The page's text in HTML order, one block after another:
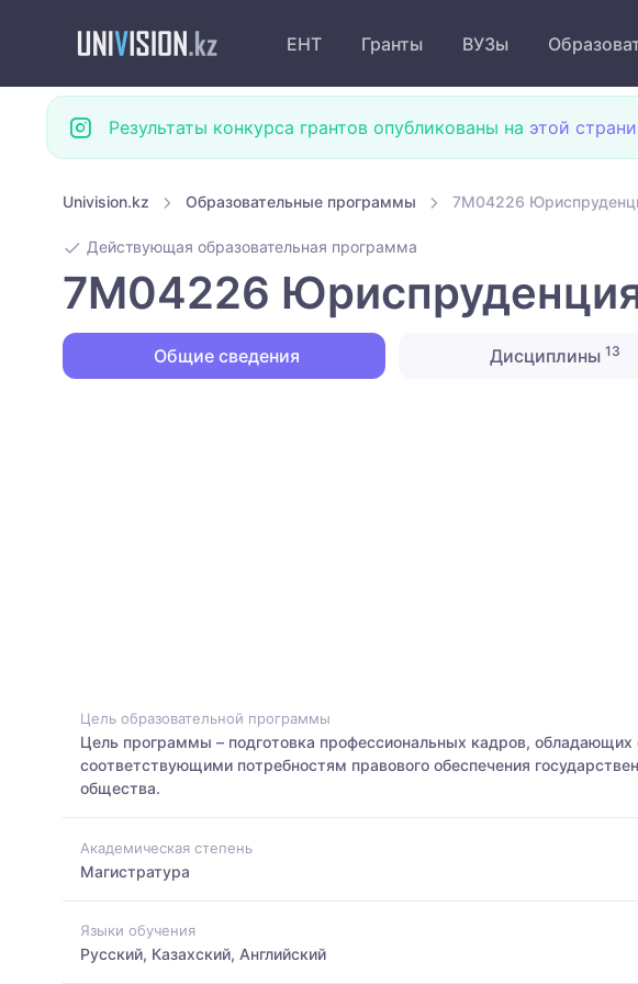
ЕНТ Гранты ВУЗы
Результаты конкурса грантов опубликованы на этой
Univision.kz Образовательные программы 7M04226
Действующая образовательная программа
7M04226
Общие сведения Дисциплины 13
Цель образовательной программы
Цель программы – подготовка профессиональных кадров,
соответствующими потребностям правового обеспечения
общества.
Академическая степень
Магистратура
Языки обучения
Русский, Казахский, Английский